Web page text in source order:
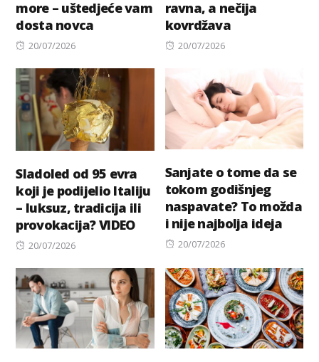
more – uštedjeće vam
dosta novca
Posted
20/07/2026
ravna, a nečija
kovrdžava
Posted
20/07/2026
Sladoled od 95 evra
koji je podijelio Italiju
– luksuz, tradicija ili
provokacija? VIDEO
Posted
20/07/2026
Sanjate o tome da se
tokom godišnjeg
naspavate? To možda
i nije najbolja ideja
Posted
20/07/2026